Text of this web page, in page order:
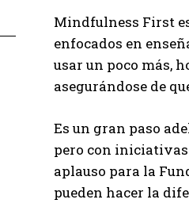
Mindfulness First
enfocados en
usar un poco más,
asegurándose de
Es un gran paso
pero con iniciativas
aplauso para la
pueden hacer la